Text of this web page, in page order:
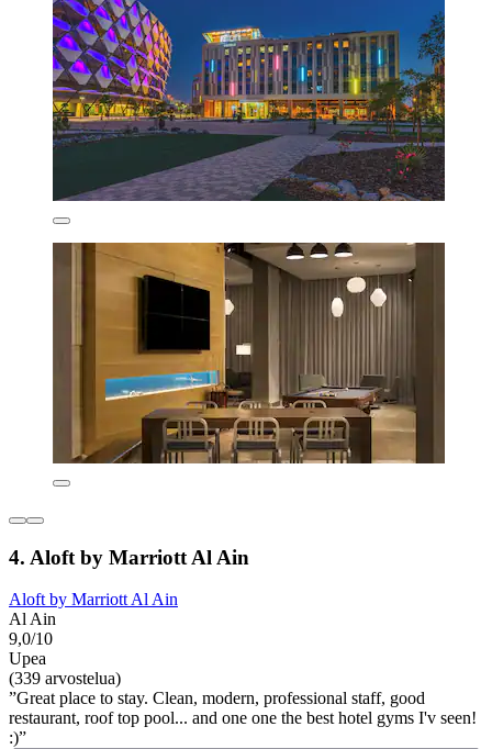
4. Aloft by Marriott Al Ain
Aloft by Marriott Al Ain
Al Ain
9,0/10
Upea
(339 arvostelua)
”Great place to stay. Clean, modern, professional staff, good
restaurant, roof top pool... and one one the best hotel gyms I'v seen!
:)”